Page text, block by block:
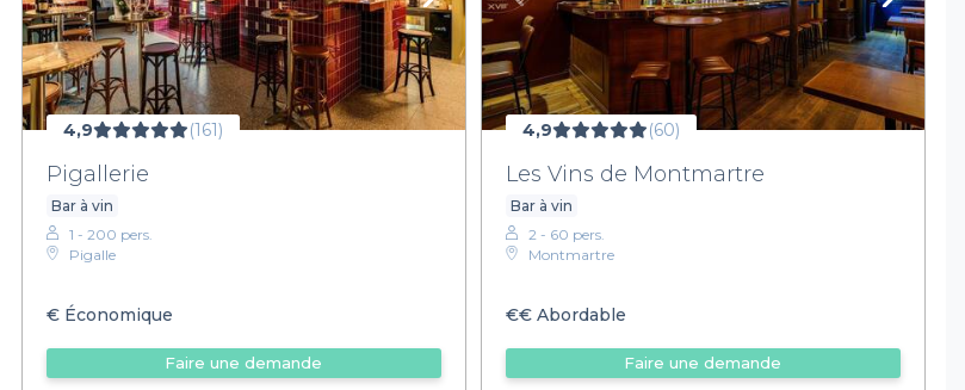
4,9 (161)
Pigallerie
Bar à vin
1 - 200 pers.
Pigalle
€ Économique
Faire une demande
4,9 (60)
Les Vins de Montmartre
Bar à vin
2 - 60 pers.
Montmartre
€€Abordable
Faire une demande